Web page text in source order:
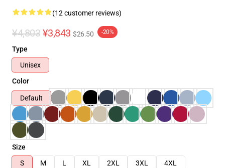
(12 customer reviews)
¥4,803 ¥3,843 $26.50 -20%
Type
Unisex
Color
Default
Size
S
M L XL 2XL 3XL
4XL